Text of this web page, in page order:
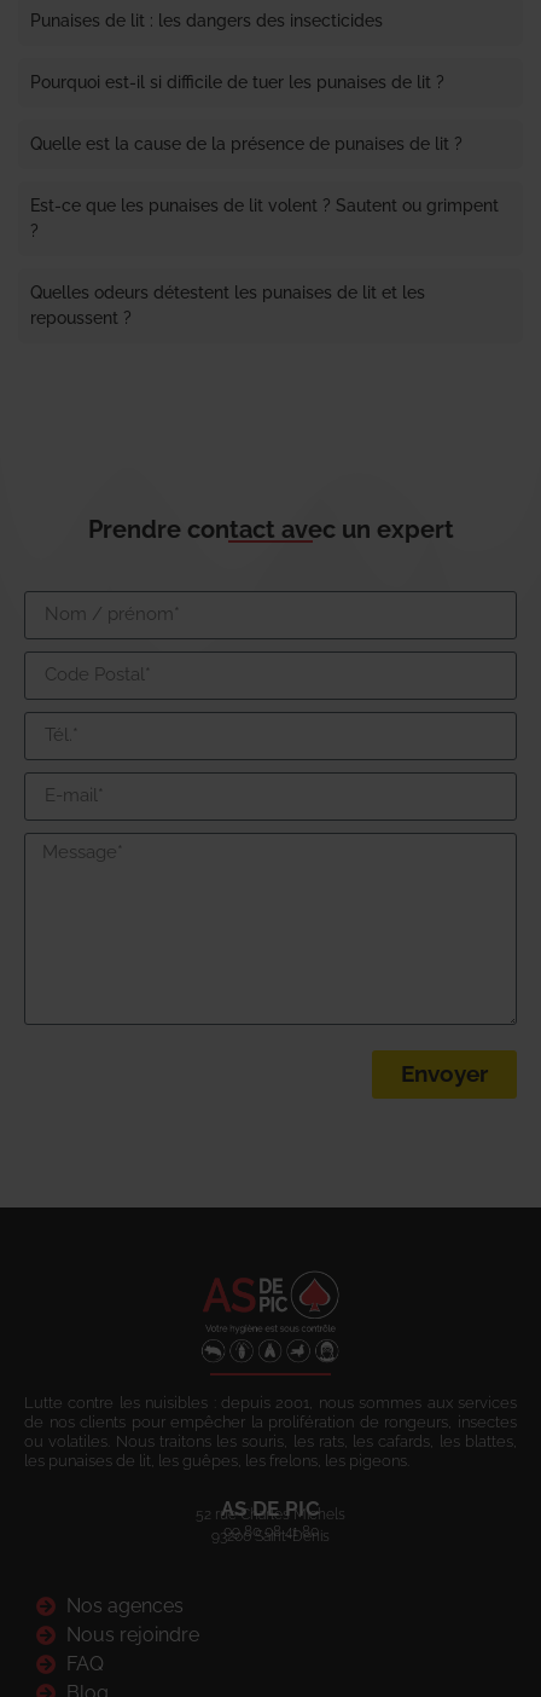
Punaises de lit : les dangers des insecticides
Pourquoi est-il si difficile de tuer les punaises de lit ?
Quelle est la cause de la présence de punaises de lit ?
Est-ce que les punaises de lit volent ? Sautent ou grimpent
?
Quelles odeurs détestent les punaises de lit et les
repoussent ?
Prendre contact avec un expert
Envoyer
Lutte contre les nuisibles : depuis 2001, nous sommes aux services
de nos clients pour empêcher la prolifération de rongeurs, insectes
ou volatiles. Nous traitons les souris, les rats, les cafards, les blattes,
les punaises de lit, les guêpes, les frelons, les pigeons.
AS DE PIC
52 rue Charles Michels
93200 Saint-Denis
09 80 08 41 80
Nos agences
Nous rejoindre
FAQ